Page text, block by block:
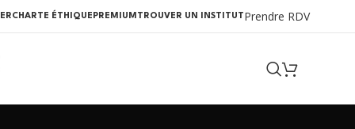
CHARTE ÉTHIQUE PREMIUM TROUVER UN INSTITUTPrendre RDV